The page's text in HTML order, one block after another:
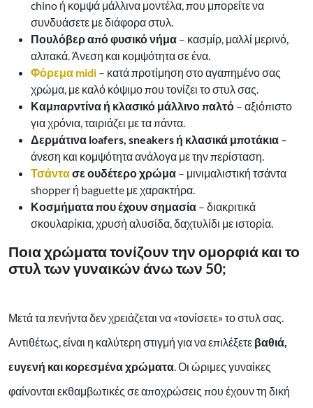
chino ή κομψά μάλλινα μοντέλα, που μπορείτε να
συνδυάσετε με διάφορα στυλ.
Πουλόβερ από φυσικό νήμα – κασμίρ, μαλλί μερινό,
αλπακά. Άνεση και κομψότητα σε ένα.
Φόρεμα midi – κατά προτίμηση στο αγαπημένο σας
χρώμα, με καλό κόψιμο που τονίζει το στυλ σας.
Καμπαρντίνα ή κλασικό μάλλινο παλτό – αξιόπιστο
για χρόνια, ταιριάζει με τα πάντα.
Δερμάτινα loafers, sneakers ή κλασικά μποτάκια –
άνεση και κομψότητα ανάλογα με την περίσταση.
Τσάντασε ουδέτερο χρώμα – μινιμαλιστική τσάντα
shopper ή baguette με χαρακτήρα.
Κοσμήματα που έχουν σημασία – διακριτικά
σκουλαρίκια, χρυσή αλυσίδα, δαχτυλίδι με ιστορία.
Ποια χρώματα τονίζουν την ομορφιά και το
στυλ των γυναικών άνω των 50;
Μετά τα πενήντα δεν χρειάζεται να «τονίσετε» το στυλ σας.
Αντιθέτως, είναι η καλύτερη στιγμή για να επιλέξετε βαθιά,
ευγενή και κορεσμένα χρώματα. Οι ώριμες γυναίκες
φαίνονται εκθαμβωτικές σε αποχρώσεις που έχουν τη δική